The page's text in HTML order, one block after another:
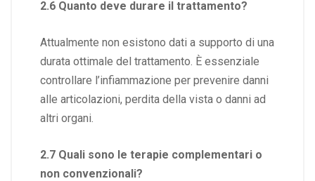
2.6 Quanto deve durare il trattamento?
Attualmente non esistono dati a supporto di una
durata ottimale del trattamento. È essenziale
controllare l’infiammazione per prevenire danni
alle articolazioni, perdita della vista o danni ad
altri organi.
2.7 Quali sono le terapie complementari o
non convenzionali?